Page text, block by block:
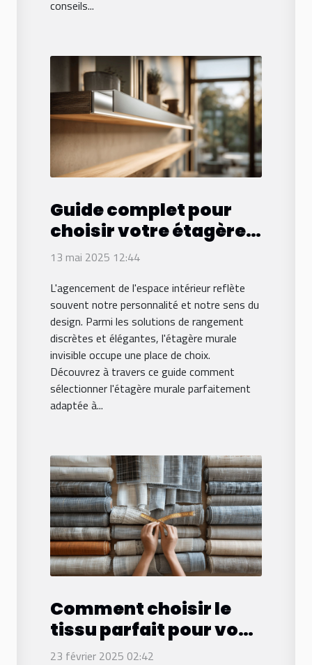
conseils...
Guide complet pour
choisir votre étagère
murale invisible
13 mai 2025 12:44
L'agencement de l'espace intérieur reflète
souvent notre personnalité et notre sens du
design. Parmi les solutions de rangement
discrètes et élégantes, l'étagère murale
invisible occupe une place de choix.
Découvrez à travers ce guide comment
sélectionner l'étagère murale parfaitement
adaptée à...
Comment choisir le
tissu parfait pour vos
rideaux sur mesure
23 février 2025 02:42